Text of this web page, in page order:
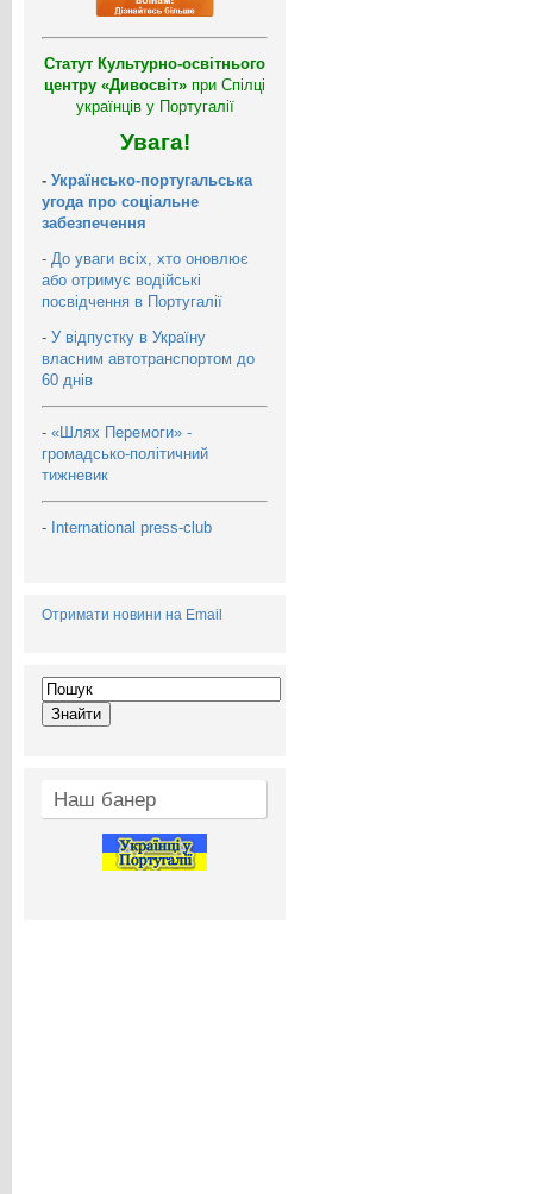
Статут Культурно-освітнього
центру «Дивосвіт» при Спілці
українців у Португалії
Увага!
- Українсько-португальська
угода про соціальне
забезпечення
- До уваги всіх, хто оновлює
або отримує водійські
посвідчення в Португалії
- У відпустку в Україну
власним автотранспортом до
60 днів
- «Шлях Перемоги» -
громадсько-політичний
тижневик
- International press-club
Отримати новини на Email
Наш банер